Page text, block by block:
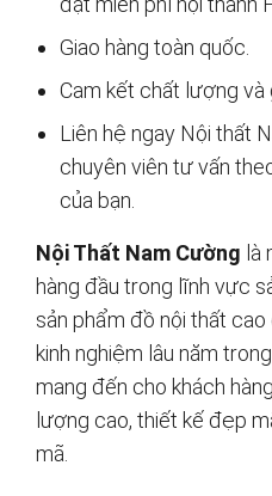
Giao hàng toàn quốc.
Cam kết chất lượng
Liên hệ ngay Nội thất
chuyên viên tư vấn
của bạn.
Nội Thất Nam Cường là
hàng đầu trong lĩnh vực
sản phẩm đồ nội thất
kinh nghiệm lâu năm
mang đến cho khách
lượng cao, thiết kế đẹp
mã.